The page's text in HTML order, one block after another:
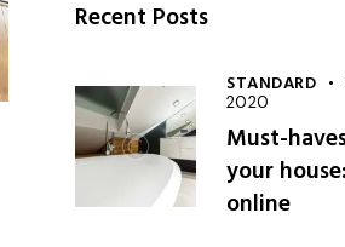
Recent Posts
STANDARD
2020
Must-
your
online